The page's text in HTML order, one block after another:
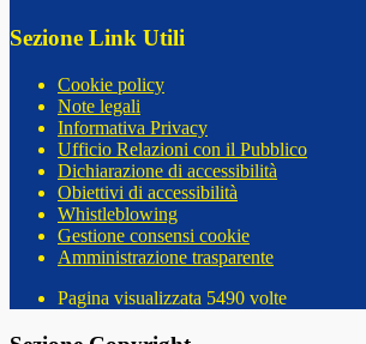
Sezione Link Utili
Cookie policy
Note legali
Informativa Privacy
Ufficio Relazioni con il Pubblico
Dichiarazione di accessibilità
Obiettivi di accessibilità
Whistleblowing
Gestione consensi cookie
Amministrazione trasparente
Pagina visualizzata 5490 volte